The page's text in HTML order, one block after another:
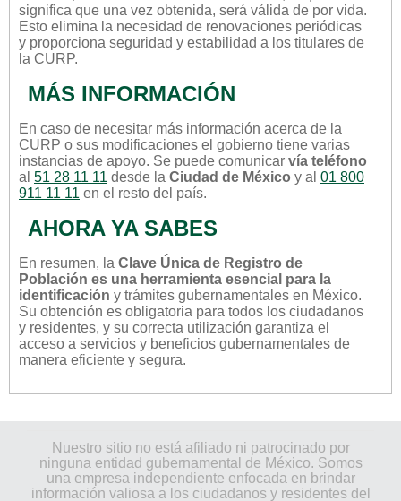
significa que una vez obtenida, será válida de por vida.
Esto elimina la necesidad de renovaciones periódicas
y proporciona seguridad y estabilidad a los titulares de
la CURP.
MÁS INFORMACIÓN
En caso de necesitar más información acerca de la
CURP o sus modificaciones el gobierno tiene varias
instancias de apoyo. Se puede comunicar vía teléfono
al 51 28 11 11 desde la Ciudad de México y al 01 800
911 11 11 en el resto del país.
AHORA YA SABES
En resumen, la Clave Única de Registro de
Población es una herramienta esencial para la
identificación y trámites gubernamentales en México.
Su obtención es obligatoria para todos los ciudadanos
y residentes, y su correcta utilización garantiza el
acceso a servicios y beneficios gubernamentales de
manera eficiente y segura.
Nuestro sitio no está afiliado ni patrocinado por
ninguna entidad gubernamental de México. Somos
una empresa independiente enfocada en brindar
información valiosa a los ciudadanos y residentes del